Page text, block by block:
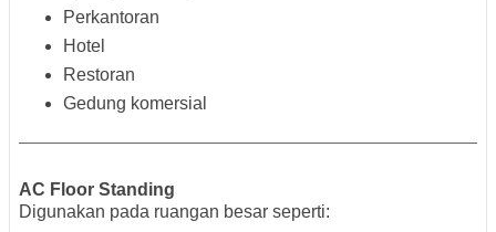
Perkantoran
Hotel
Restoran
Gedung komersial
AC Floor Standing
Digunakan pada ruangan besar seperti: